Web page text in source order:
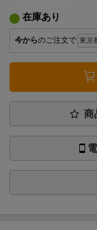
在庫あり
今からのご注文で
商